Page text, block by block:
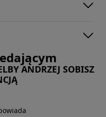
ANDRZEJ SOBISZ